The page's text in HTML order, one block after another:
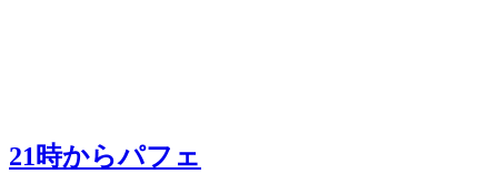
21時からパフェ